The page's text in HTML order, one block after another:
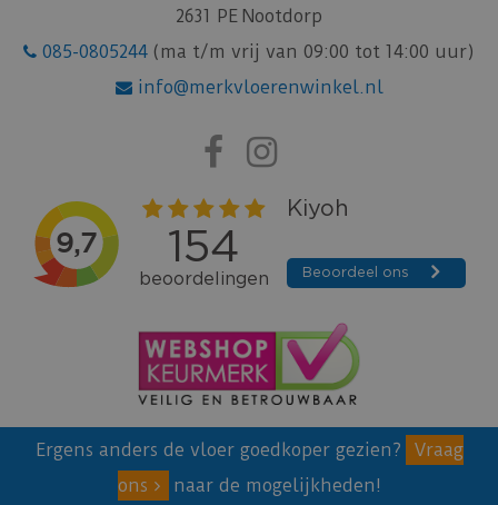
2631 PE Nootdorp
085-0805244 (ma t/m vrij van 09:00 tot 14:00 uur)
info@merkvloerenwinkel.nl
Ergens anders de vloer goedkoper gezien?
Vraag
ons
naar de mogelijkheden!